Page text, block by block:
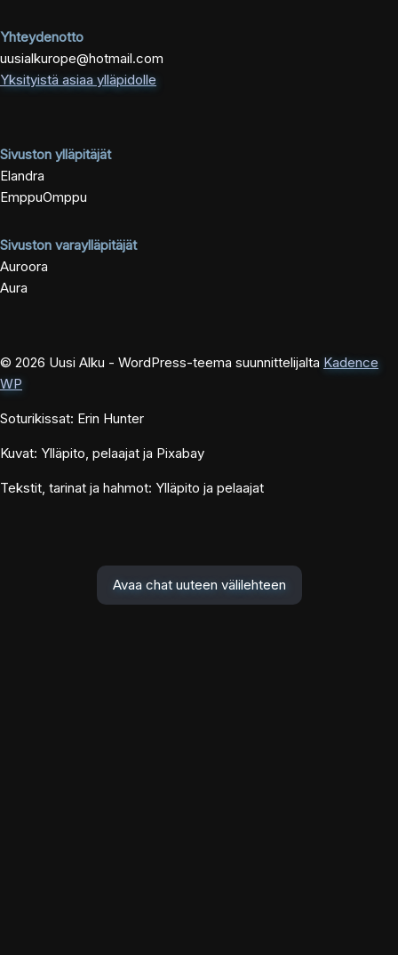
Yhteydenotto
uusialkurope@hotmail.com
Yksityistä asiaa ylläpidolle
Sivuston ylläpitäjät
Elandra
EmppuOmppu
Sivuston varaylläpitäjät
Auroora
Aura
© 2026 Uusi Alku - WordPress-teema suunnittelijalta Kadence
WP
Soturikissat: Erin Hunter
Kuvat: Ylläpito, pelaajat ja Pixabay
Tekstit, tarinat ja hahmot: Ylläpito ja pelaajat
Avaa chat uuteen välilehteen